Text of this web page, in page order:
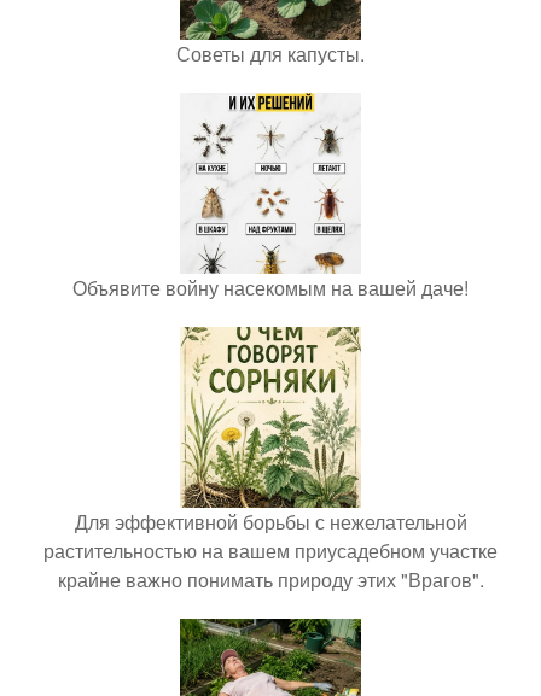
Советы для капусты.
Объявите войну насекомым на вашей даче!
Для эффективной борьбы с нежелательной
растительностью на вашем приусадебном участке
крайне важно понимать природу этих "Врагов".